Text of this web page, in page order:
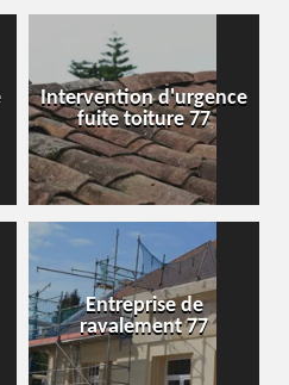
Intervention d'urgence
fuite toiture 77
Entreprise de
ravalement 77